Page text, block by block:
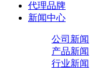
代理品牌
新闻中心
公司新闻
产品新闻
行业新闻